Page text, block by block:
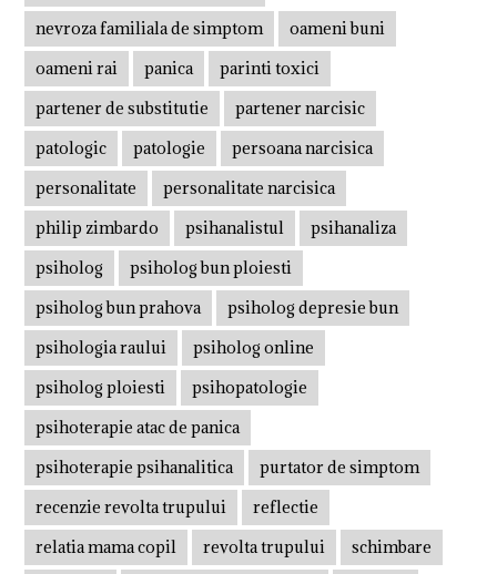
nevroza familiala de simptom
oameni buni
oameni rai
panica
parinti toxici
partener de substitutie
partener narcisic
patologic
patologie
persoana narcisica
personalitate
personalitate narcisica
philip zimbardo
psihanalistul
psihanaliza
psiholog
psiholog bun ploiesti
psiholog bun prahova
psiholog depresie bun
psihologia raului
psiholog online
psiholog ploiesti
psihopatologie
psihoterapie atac de panica
psihoterapie psihanalitica
purtator de simptom
recenzie revolta trupului
reflectie
relatia mama copil
revolta trupului
schimbare